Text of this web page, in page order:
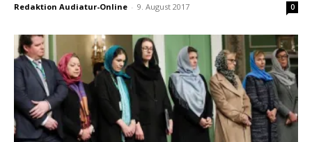
Redaktion Audiatur-Online - 9. August 2017 0